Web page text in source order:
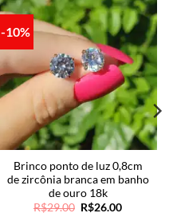
-10%
Brinco ponto de luz 0,8cm
de zircônia branca em banho
de ouro 18k
R$29.00 O
R$26.00O